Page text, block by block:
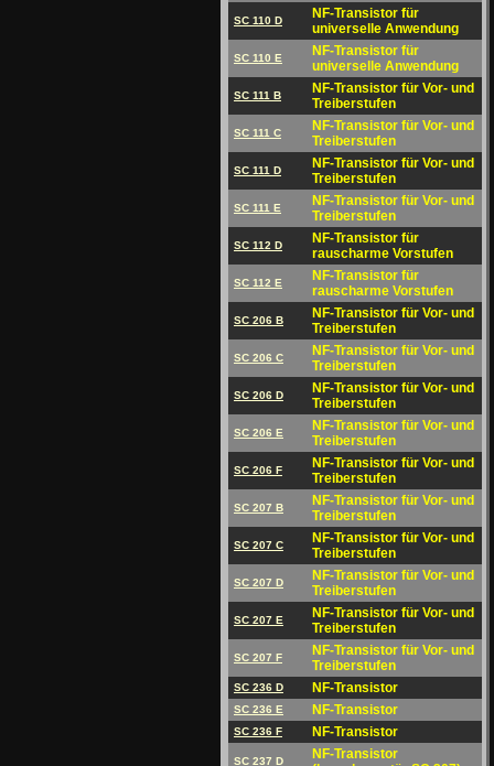
SC 110 D
NF-Transistor für
universelle Anwendung
SC 110 E
NF-Transistor für
universelle Anwendung
SC 111 B
NF-Transistor für Vor- und
Treiberstufen
SC 111 C
NF-Transistor für Vor- und
Treiberstufen
SC 111 D
NF-Transistor für Vor- und
Treiberstufen
SC 111 E
NF-Transistor für Vor- und
Treiberstufen
SC 112 D
NF-Transistor für
rauscharme Vorstufen
SC 112 E
NF-Transistor für
rauscharme Vorstufen
SC 206 B
NF-Transistor für Vor- und
Treiberstufen
SC 206 C
NF-Transistor für Vor- und
Treiberstufen
SC 206 D
NF-Transistor für Vor- und
Treiberstufen
SC 206 E
NF-Transistor für Vor- und
Treiberstufen
SC 206 F
NF-Transistor für Vor- und
Treiberstufen
SC 207 B
NF-Transistor für Vor- und
Treiberstufen
SC 207 C
NF-Transistor für Vor- und
Treiberstufen
SC 207 D
NF-Transistor für Vor- und
Treiberstufen
SC 207 E
NF-Transistor für Vor- und
Treiberstufen
SC 207 F
NF-Transistor für Vor- und
Treiberstufen
SC 236 D NF-Transistor
SC 236 E NF-Transistor
SC 236 F NF-Transistor
SC 237 D
NF-Transistor